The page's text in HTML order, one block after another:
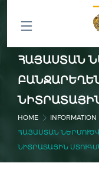
ԲՈԼՈՐ
ԲԱԺԻՆՆԵՐԸ
ՀԱՅԱՍՏԱՆ
HOME INFORMATION
ՀԱՅԱՍՏԱՆ
ՆԻՏՐԱՏԱՅԻՆ